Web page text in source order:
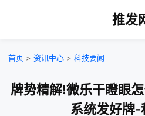
推发
首页 > 资讯中心 > 科技要闻
牌势精解!微乐干瞪眼
系统发好牌-